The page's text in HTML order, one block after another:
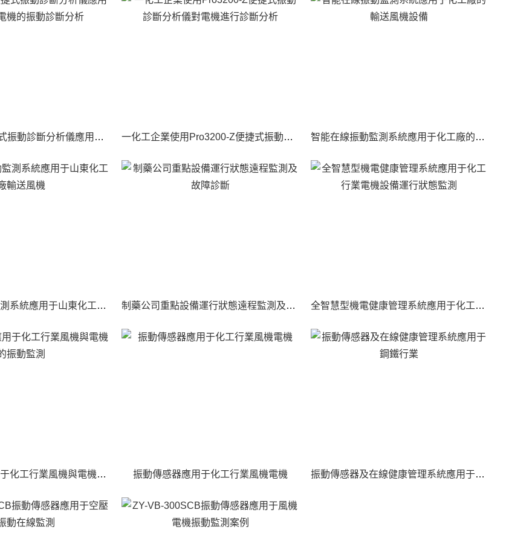
Pro3200-Z便捷式振動診斷分析儀應用于壓縮機電機的振動診斷分析 一化工企業使用Pro3200-Z便捷式振動診斷分析儀對電機進行診斷分析 智能在線振動監測系統應用于化工廠的輸送風機設備
智能在線振動監測系統應用于山東化工廠輸送風機 制藥公司重點設備運行狀態遠程監測及故障診斷 全智慧型機電健康管理系統應用于化工行業電機設備運行狀態監測
振動傳感器應用于化工行業風機與電機的振動監測 振動傳感器應用于化工行業風機電機 振動傳感器及在線健康管理系統應用于鋼鐵行業